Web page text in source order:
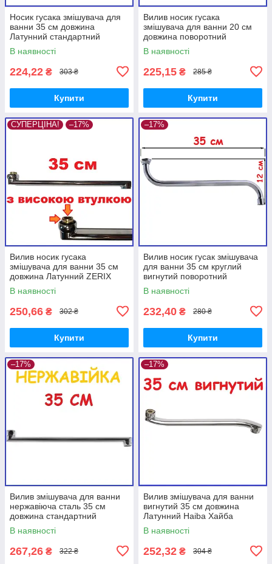
Носик гусака змішувача для
ванни 35 см довжина
Латунний стандартний
поворотний Mixxus Міксус
В наявності
224,22 ₴ 303 ₴
Купити
Вилив носик гусака
змішувача для ванни 20 см
довжина поворотний
Латунний
В наявності
225,15 ₴ 285 ₴
Купити
СУПЕРЦІНА! –17%
Вилив носик гусака
змішувача для ванни 35 см
довжина Латунний ZERIX
Зерікс стандартний
поворотний
В наявності
250,66 ₴ 302 ₴
Купити
–17%
Вилив носик гусак змішувача
для ванни 35 см круглий
вигнутий поворотний
стандартний
В наявності
232,40 ₴ 280 ₴
Купити
–17%
Вилив змішувача для ванни
нержавіюча сталь 35 см
довжина стандартний
поворотний
В наявності
267,26 ₴ 322 ₴
–17%
Вилив змішувача для ванни
вигнутий 35 см довжина
Латунний Haiba Хайба
стандартний поворотний
В наявності
252,32 ₴ 304 ₴